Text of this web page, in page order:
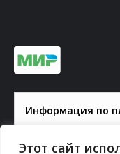
Этот сайт
Информация по